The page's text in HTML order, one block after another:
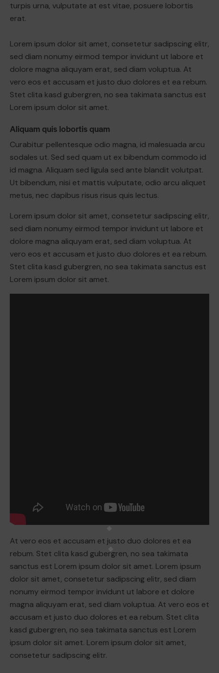
turpis urna, vulputate at est vitae, posuere lobortis
erat.
Lorem ipsum dolor sit amet, consetetur sadipscing elitr,
sed diam nonumy eirmod tempor invidunt ut labore et
dolore magna aliquyam erat, sed diam voluptua. At
vero eos et accusam et justo duo dolores et ea rebum.
Stet clita kasd gubergren, no sea takimata sanctus est
Lorem ipsum dolor sit amet.
Aliquam quis lobortis quam
Curabitur pellentesque odio magna, id malesuada arcu
sodales ut. Sed sed quam ut ex bibendum commodo id
id magna. Aliquam sed ligula sed ante blandit volutpat.
Ut bibendum, nisi et mattis vulputate, odio arcu aliquet
metus, nec dapibus risus risus quis lectus.
Lorem ipsum dolor sit amet, consetetur sadipscing elitr,
sed diam nonumy eirmod tempor invidunt ut labore et
dolore magna aliquyam erat, sed diam voluptua. At
vero eos et accusam et justo duo dolores et ea rebum.
Stet clita kasd gubergren, no sea takimata sanctus est
Lorem ipsum dolor sit amet.
At vero eos et accusam et justo duo dolores et ea
rebum. Stet clita kasd gubergren, no sea takimata
sanctus est Lorem ipsum dolor sit amet. Lorem ipsum
dolor sit amet, consetetur sadipscing elitr, sed diam
nonumy eirmod tempor invidunt ut labore et dolore
magna aliquyam erat, sed diam voluptua. At vero eos et
accusam et justo duo dolores et ea rebum. Stet clita
kasd gubergren, no sea takimata sanctus est Lorem
ipsum dolor sit amet. Lorem ipsum dolor sit amet,
consetetur sadipscing elitr.